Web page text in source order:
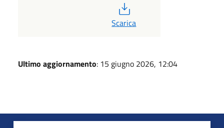
Scarica
Ultimo aggiornamento: 15 giugno 2026, 12:04